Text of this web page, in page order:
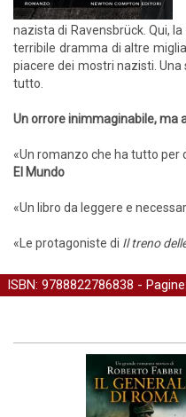
nazista di Ravensbrück. Qui,
terribile dramma di altre
piacere dei mostri nazisti.
tutto.
Un orrore inimmaginabile, ma
«Un romanzo che ha tutto per
El Mundo
«Un libro da leggere e
«Le protagoniste di Il treno
ISBN: 9788822786838 -